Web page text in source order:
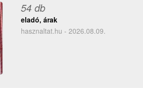
54 db
eladó, árak
hasznaltat.hu - 2026.08.09.